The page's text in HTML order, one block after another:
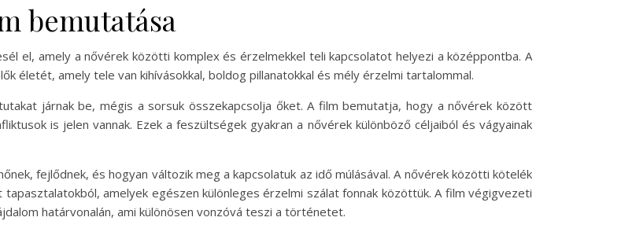
bemutatása
el, amely a nővérek közötti komplex és érzelmekkel teli kapcsolatot helyezi a középpontba. A
életét, amely tele van kihívásokkal, boldog pillanatokkal és mély érzelmi tartalommal.
járnak be, mégis a sorsuk összekapcsolja őket. A film bemutatja, hogy a nővérek között
is jelen vannak. Ezek a feszültségek gyakran a nővérek különböző céljaiból és vágyainak
fejlődnek, és hogyan változik meg a kapcsolatuk az idő múlásával. A nővérek közötti kötelék
amelyek egészen különleges érzelmi szálat fonnak közöttük. A film végigvezeti
határvonalán, ami különösen vonzóvá teszi a történetet.